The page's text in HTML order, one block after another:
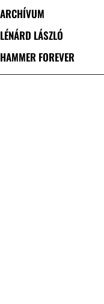
ARCHÍVUM
LÉNÁRD LÁSZLÓ
HAMMER FOREVER